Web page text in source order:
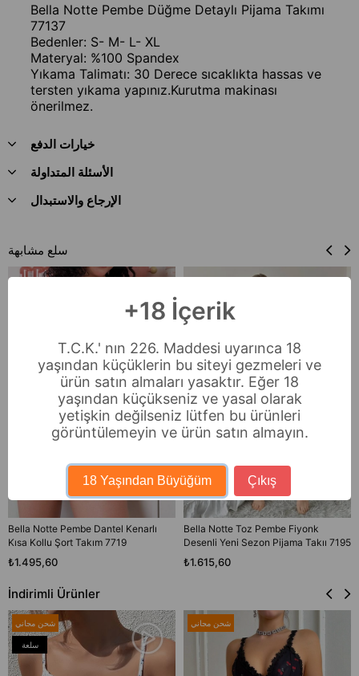
Bella Notte Pembe Düğme Detaylı Pijama Takımı
77137
Bedenler: S- M- L- XL
Materyal: %100 Spandex
Yıkama Talimatı: 30 Derece sıcaklıkta hassas ve
tersten yıkama yapınız.Kurutma makinası
önerilmez.
خيارات الدفع
الأسئلة المتداولة
الإرجاع والاستبدال
سلع مشابهة
Bella Notte Pembe Dantel Kenarlı
Kısa Kollu Şort Takım 7719
₺1.495,60
Bella Notte Toz Pembe Fiyonk
Desenli Yeni Sezon Pijama Takıı 7195
₺1.615,60
İndirimli Ürünler
شحن مجاني
سلعة
شحن مجاني
+18 İçerik
T.C.K.' nın 226. Maddesi uyarınca 18
yaşından küçüklerin bu siteyi gezmeleri ve
ürün satın almaları yasaktır. Eğer 18
yaşından küçükseniz ve yasal olarak
yetişkin değilseniz lütfen bu ürünleri
görüntülemeyin ve ürün satın almayın.
18 Yaşından Büyüğüm Çıkış